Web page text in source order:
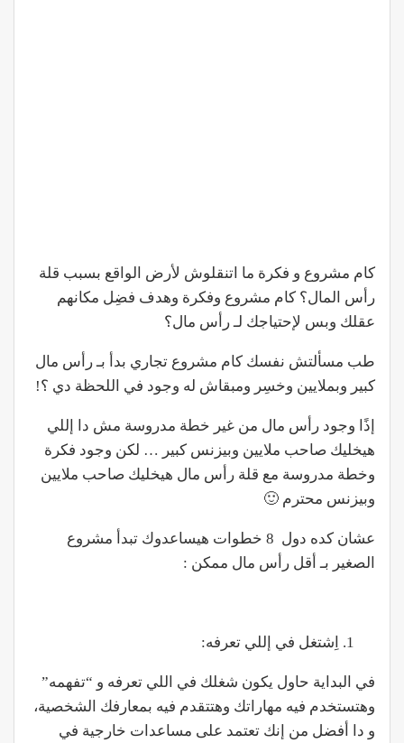
كام مشروع و فكرة ما اتنقلوش لأرض الواقع بسبب قلة
رأس المال؟ كام مشروع وفكرة وهدف فضِل مكانهم
عقلك وبس لإحتياجك لـ رأس مال؟
طب مسألتش نفسك كام مشروع تجاري بدأ بـ رأس مال
كبير وبملايين وخسِر ومبقاش له وجود في اللحظة دي ؟!
إذًا وجود رأس مال من غير خطة مدروسة مش دا إللي
هيخليك صاحب ملايين وبيزنس كبير … لكن وجود فكرة
وخطة مدروسة مع قلة رأس مال هيخليك صاحب ملايين
وبيزنس محترم 🙂
عشان كده دول 8 خطوات هيساعدوك تبدأ مشروع
الصغير بـ أقل رأس مال ممكن :
اِشتغل في إللي تعرفه:
في البداية حاول يكون شغلك في اللي تعرفه و “تفهمه”
وهتستخدم فيه مهاراتك وهتتقدم فيه بمعارفك الشخصية،
و دا أفضل من إنك تعتمد على مساعدات خارجية في